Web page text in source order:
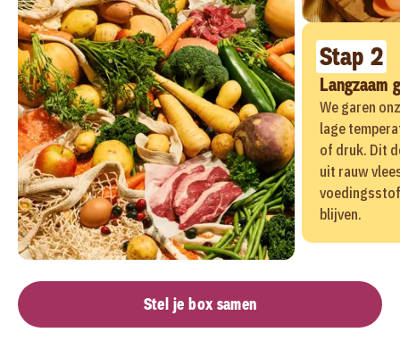
Stap 2
Langzaam
We garen
lage
of druk. Dit
uit rauw
blijven.
Stel je box samen